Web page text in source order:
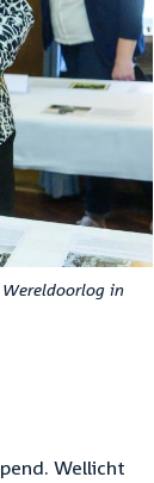
Wereldoorlog in
Wellicht